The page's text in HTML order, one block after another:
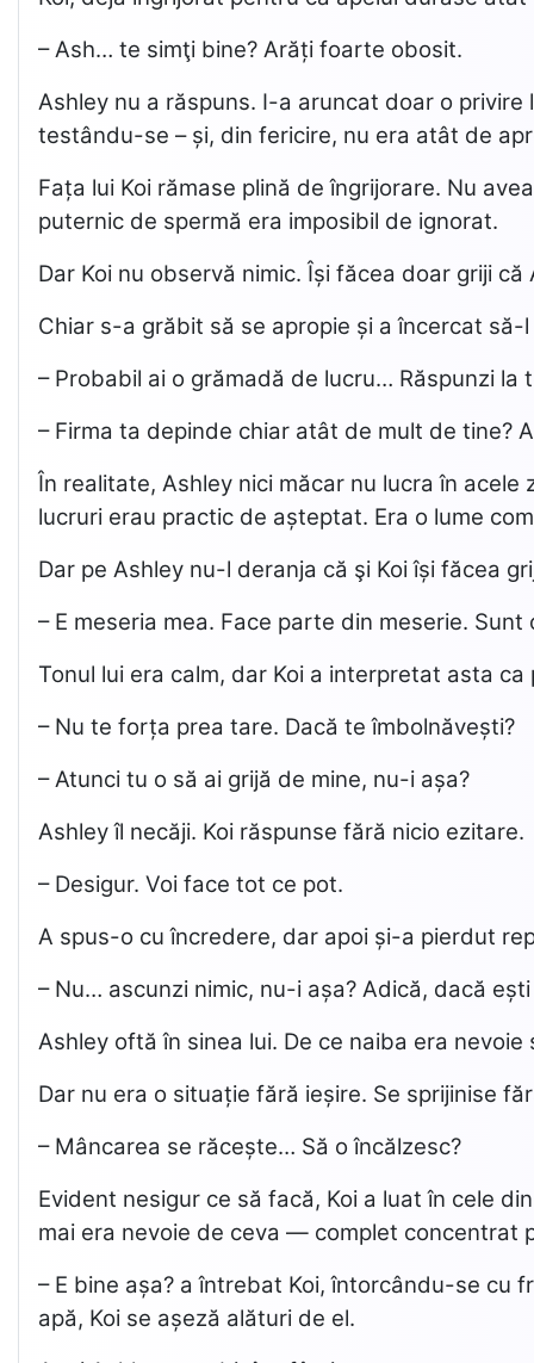
– Ash… te simţi bine? Arăți foarte obosit.
Ashley nu a răspuns. I-a aruncat doar o
testându-se – și, din fericire, nu era atât de
Fața lui Koi rămase plină de îngrijorare. Nu
puternic de spermă era imposibil de ignorat.
Dar Koi nu observă nimic. Își făcea doar griji
Chiar s-a grăbit să se apropie și a încercat
– Probabil ai o grămadă de lucru… Răspunzi
– Firma ta depinde chiar atât de mult de tine?
În realitate, Ashley nici măcar nu lucra în
lucruri erau practic de așteptat. Era o lume
Dar pe Ashley nu-l deranja că şi Koi își făcea
– E meseria mea. Face parte din meserie. Sunt
Tonul lui era calm, dar Koi a interpretat asta
– Nu te forța prea tare. Dacă te îmbolnăvești?
– Atunci tu o să ai grijă de mine, nu-i așa?
Ashley îl necăji. Koi răspunse fără nicio ezitare.
– Desigur. Voi face tot ce pot.
A spus-o cu încredere, dar apoi și-a pierdut
– Nu… ascunzi nimic, nu-i așa? Adică, dacă
Ashley oftă în sinea lui. De ce naiba era
Dar nu era o situație fără ieșire. Se sprijinise
– Mâncarea se răcește… Să o încălzesc?
Evident nesigur ce să facă, Koi a luat în cele
mai era nevoie de ceva — complet concentrat
– E bine așa? a întrebat Koi, întorcându-se cu
apă, Koi se așeză alături de el.